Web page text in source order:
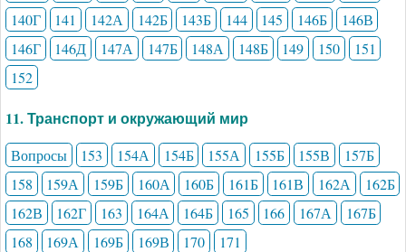
140Г 141 142А 142Б 143Б 144 145 146Б
146В
146Г
146Д 147А 147Б 148А 148Б 149 150
151
152
11. Транспорт и окружающий мир
Вопросы 153 154А 154Б 155А 155Б 155В
157Б
158
159А 159Б 160А 160Б 161Б 161В 162А
162Б
162В
162Г 163 164А 164Б 165 166 167А
167Б
168
169А 169Б 169В 170 171